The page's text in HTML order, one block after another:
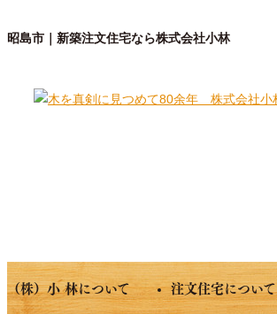
昭島市｜新築注文住宅なら株式会社小林
（株）小 林について 注文住宅について